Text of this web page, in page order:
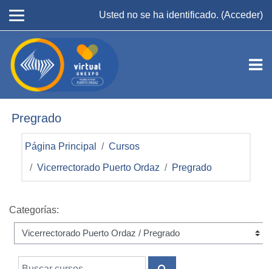
Usted no se ha identificado. (Acceder)
Pregrado
Página Principal Cursos
Vicerrectorado Puerto Ordaz Pregrado
Categorías:
Buscar cursos